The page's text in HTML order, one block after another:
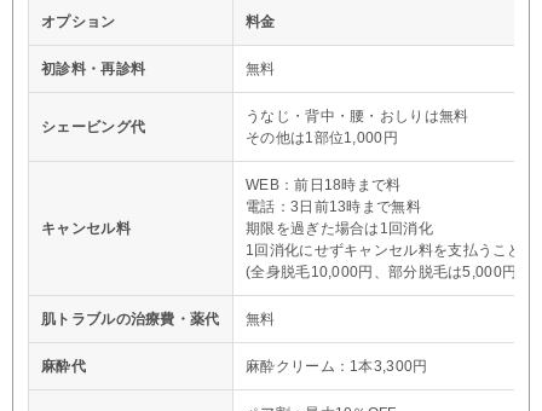
オプション 料金
初診料・再診料 無料
シェービング代
うなじ・背中・腰・おしりは無料
その他は1部位1,000円
キャンセル料
WEB：前日18時まで料
電話：3日前13時まで無料
期限を過ぎた場合は1回消化
1回消化にせずキャンセル料を支払うことも
(全身脱毛10,000円、部分脱毛は5,000円)
肌トラブルの治療費・薬代 無料
麻酔代 麻酔クリーム：1本3,300円